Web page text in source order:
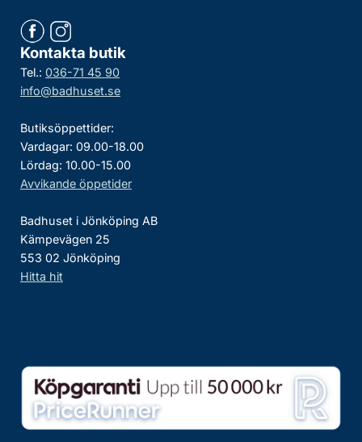
Kontakta butik
Tel.: 036-71 45 90
info@badhuset.se
Butiksöppettider:
Vardagar: 09.00-18.00
Lördag: 10.00-15.00
Avvikande öppetider
Badhuset i Jönköping AB
Kämpevägen 25
553 02 Jönköping
Hitta hit